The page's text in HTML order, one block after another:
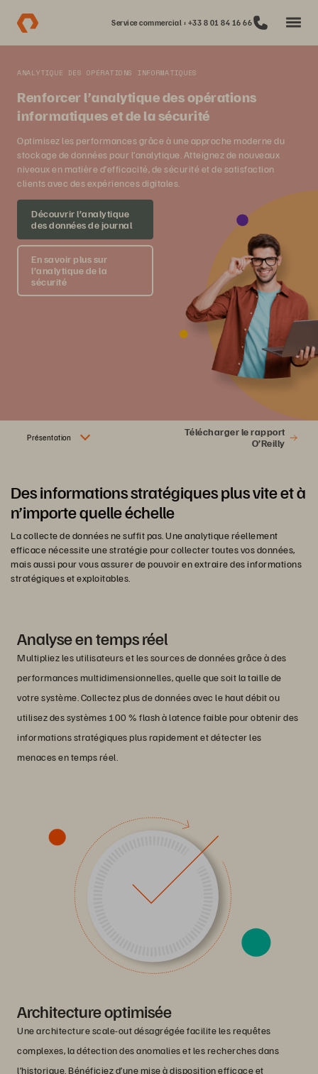
Service commercial : +33 8 01 84 16 66
ANALYTIQUE DES OPÉRATIONS INFORMATIQUES
Renforcer l’analytique des opérations
informatiques et de la sécurité
Optimisez les performances grâce à une approche moderne du
stockage de données pour l’analytique. Atteignez de nouveaux
niveaux en matière d’efficacité, de sécurité et de satisfaction
clients avec des expériences digitales.
Découvrir l’analytique
des données de journal
En savoir plus sur
l’analytique de la
sécurité
Présentation
Télécharger le rapport
O’Reilly
Des informations stratégiques plus vite et à
n’importe quelle échelle
La collecte de données ne suffit pas. Une analytique réellement
efficace nécessite une stratégie pour collecter toutes vos données,
mais aussi pour vous assurer de pouvoir en extraire des informations
stratégiques et exploitables.
Analyse en temps réel
Multipliez les utilisateurs et les sources de données grâce à des
performances multidimensionnelles, quelle que soit la taille de
votre système. Collectez plus de données avec le haut débit ou
utilisez des systèmes 100 % flash à latence faible pour obtenir des
informations stratégiques plus rapidement et détecter les
menaces en temps réel.
Architecture optimisée
Une architecture scale-out désagrégée facilite les requêtes
complexes, la détection des anomalies et les recherches dans
l’historique. Bénéficiez d’une mise à disposition efficace et